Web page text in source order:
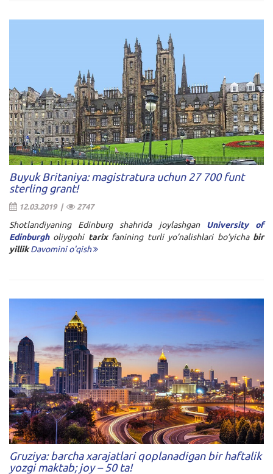
Buyuk Britaniya: magistratura uchun 27 700 funt
sterling grant!
12.03.2019 | 2747
Shotlandiyaning Edinburg shahrida joylashgan University of
Edinburgholiygohi tarix fanining turli yo’nalishlari bo’yicha bir
yillik Davomini o'qish
Gruziya: barcha xarajatlari qoplanadigan bir haftalik
yozgi maktab; joy – 50 ta!